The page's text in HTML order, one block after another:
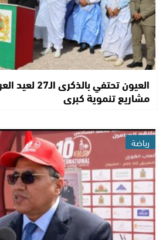
العيون تحتفي
مشاريع تنموية كبرى
رياضة